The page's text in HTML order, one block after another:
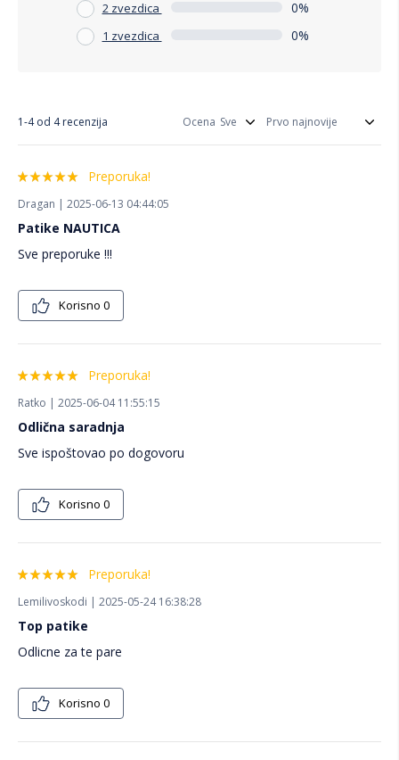
2 zvezdica 0%
1 zvezdica 0%
1-4 od 4 recenzija Ocena
Preporuka!
Dragan | 2025-06-13 04:44:05
Patike NAUTICA
Sve preporuke !!!
Korisno 0
Preporuka!
Ratko | 2025-06-04 11:55:15
Odlična saradnja
Sve ispoštovao po dogovoru
Korisno 0
Preporuka!
Lemilivoskodi | 2025-05-24 16:38:28
Top patike
Odlicne za te pare
Korisno 0